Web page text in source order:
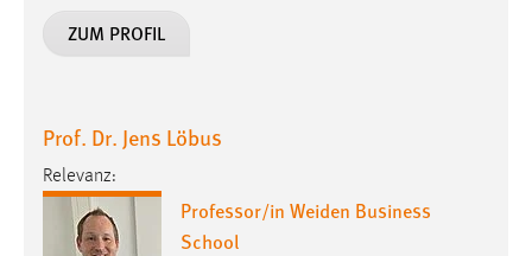
ZUM PROFIL
Prof. Dr. Jens Löbus
Relevanz:
Professor/in Weiden Business
School